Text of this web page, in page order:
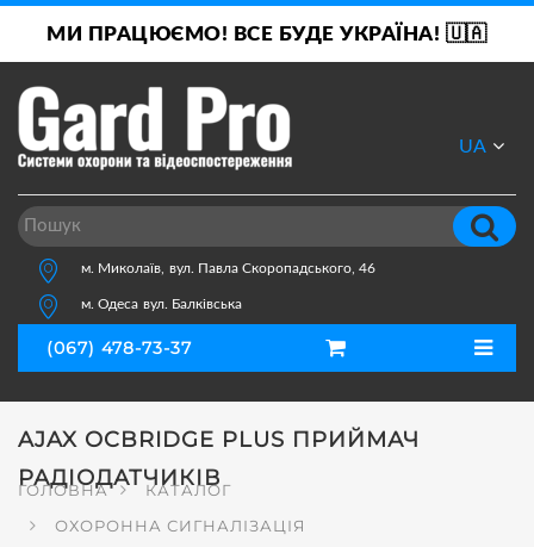
МИ ПРАЦЮЄМО! ВСЕ БУДЕ УКРАЇНА! 🇺🇦
м. Миколаїв, вул. Павла Скоропадського, 46
м. Одеса вул. Балківська
UA
RU
(067) 478-73-37
AJAX OCBRIDGE PLUS ПРИЙМАЧ
РАДІОДАТЧИКІВ
ГОЛОВНА
КАТАЛОГ
ОХОРОННА СИГНАЛІЗАЦІЯ